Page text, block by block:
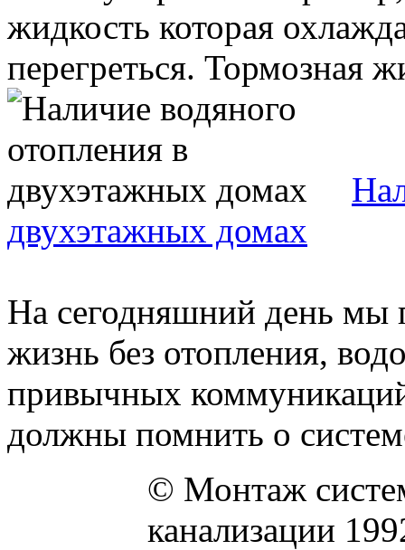
жидкость которая
перегреться. Тормозная
двухэтажных домах
На сегодняшний день мы
жизнь без отопления,
привычных
должны помнить о
© Монтаж
канализации